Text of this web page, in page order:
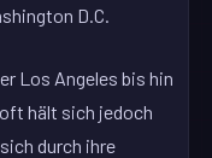
D.C.
Los Angeles bis hin
hält sich jedoch
durch ihre